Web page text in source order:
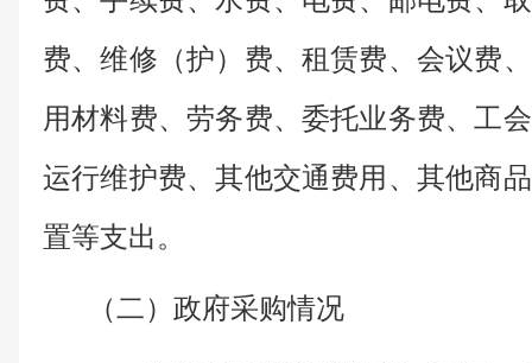
费、维修（护）费、租赁费、会议费
用材料费、劳务费、委托业务费、工
运行维护费、其他交通费用、其他商
置等支出。
（二）政府采购情况